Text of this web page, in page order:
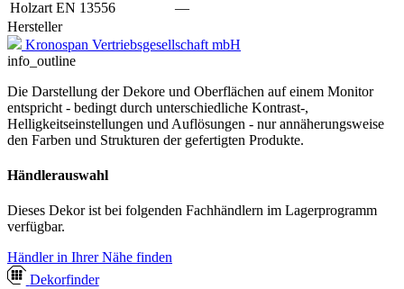
Holzart EN 13556
—
Hersteller
Kronospan Vertriebsgesellschaft mbH
info_outline
Die Darstellung der Dekore und Oberflächen auf einem Monitor
entspricht - bedingt durch unterschiedliche Kontrast-,
Helligkeitseinstellungen und Auflösungen - nur annäherungsweise
den Farben und Strukturen der gefertigten Produkte.
Händlerauswahl
Dieses Dekor ist bei folgenden Fachhändlern im Lagerprogramm
verfügbar.
Händler in Ihrer Nähe finden
Dekorfinder